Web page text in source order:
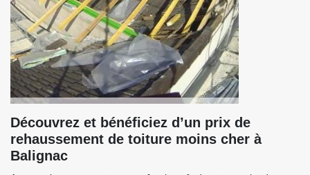
Découvrez et bénéficiez d’un prix de
rehaussement de toiture moins cher à
Balignac